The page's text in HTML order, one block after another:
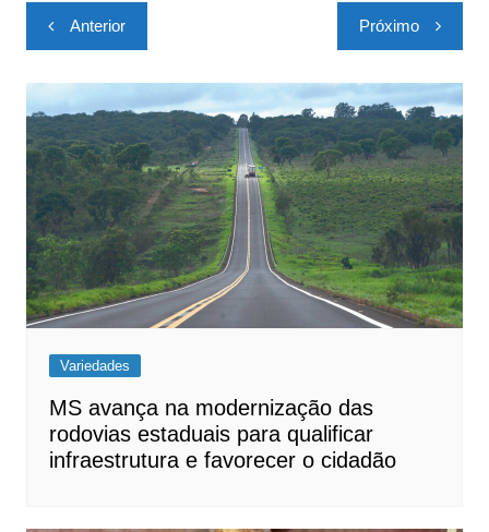
Navegação
de
Post
Anterior Próximo
Variedades
MS avança na modernização das
rodovias estaduais para qualificar
infraestrutura e favorecer o cidadão